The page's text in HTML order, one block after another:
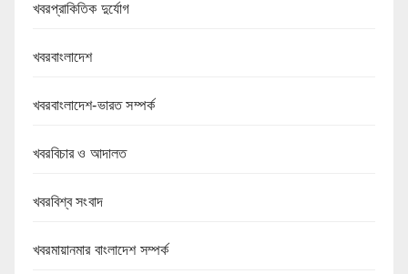
খবরপ্রাকিতিক দুর্যোগ
খবরবাংলাদেশ
খবরবাংলাদেশ-ভারত সম্পর্ক
খবরবিচার ও আদালত
খবরবিশ্ব সংবাদ
খবরমায়ানমার বাংলাদেশ সম্পর্ক